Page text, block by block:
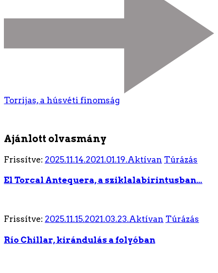
Torrijas, a húsvéti finomság
Ajánlott olvasmány
Frissítve: 2025.11.14.2021.01.19.Aktívan Túrázás
El Torcal Antequera, a sziklalabirintusban…
Frissítve: 2025.11.15.2021.03.23.Aktívan Túrázás
Río Chillar, kirándulás a folyóban